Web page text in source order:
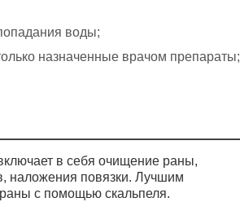
воды;
назначенные врачом препараты;
в себя очищение раны,
наложения повязки. Лучшим
с помощью скальпеля.